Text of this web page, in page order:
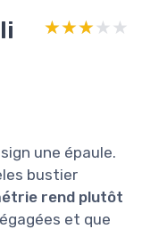
★★★★★
★★★★★
une épaule.
bustier
rend plutôt
et que